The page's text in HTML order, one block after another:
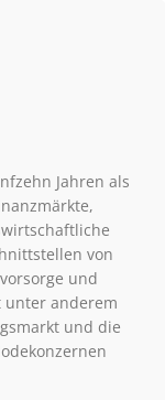
Jahren als
von
und
unter anderem
und die